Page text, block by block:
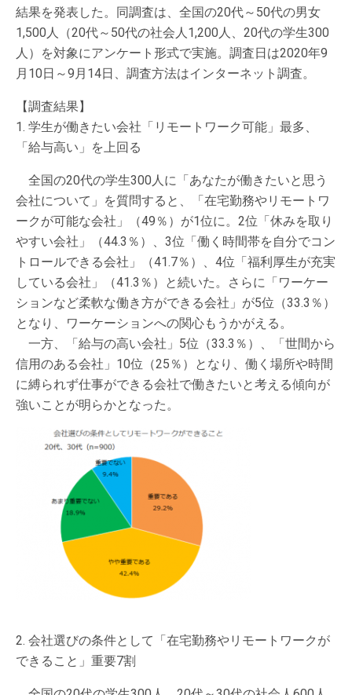
結果を発表した。同調査は、全国の20代～50代の男女
1,500人（20代～50代の社会人1,200人、20代の学生300
人）を対象にアンケート形式で実施。調査日は2020年9
月10日～9月14日、調査方法はインターネット調査。
【調査結果】
1. 学生が働きたい会社「リモートワーク可能」最多、
「給与高い」を上回る
全国の20代の学生300人に「あなたが働きたいと思う
会社について」を質問すると、「在宅勤務やリモートワ
ークが可能な会社」（49％）が1位に。2位「休みを取り
やすい会社」（44.3％）、3位「働く時間帯を自分でコン
トロールできる会社」（41.7％）、4位「福利厚生が充実
している会社」（41.3％）と続いた。さらに「ワーケー
ションなど柔軟な働き方ができる会社」が5位（33.3％）
となり、ワーケーションへの関心もうかがえる。
一方、「給与の高い会社」5位（33.3％）、「世間から
信用のある会社」10位（25％）となり、働く場所や時間
に縛られず仕事ができる会社で働きたいと考える傾向が
強いことが明らかとなった。
2. 会社選びの条件として「在宅勤務やリモートワークが
できること」重要7割